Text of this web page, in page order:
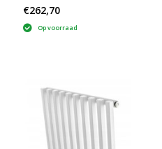
€262,70
Op voorraad